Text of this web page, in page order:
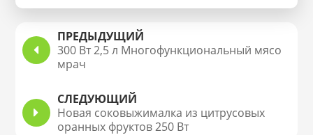
ПРЕДЫДУЩИЙ
300 Вт 2,5 л Многофункциональный мясо
мрач
СЛЕДУЮЩИЙ
Новая соковыжималка из цитрусовых
оранных фруктов 250 Вт